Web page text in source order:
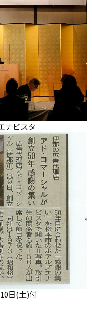
ナビスタ
日(土)付